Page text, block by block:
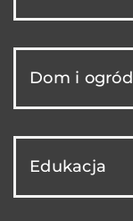
Dom i ogród
Edukacja